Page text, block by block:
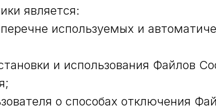
является:
используемых и
и использования Файлов
о способах отключения